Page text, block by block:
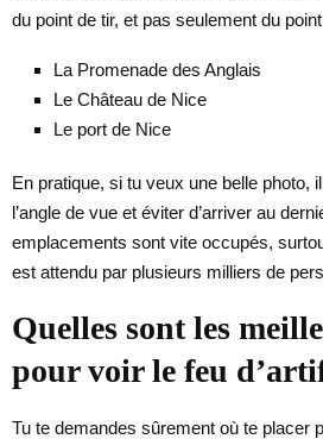
du point de tir, et pas seulement du
La Promenade des Anglais
Le Château de Nice
Le port de Nice
En pratique, si tu veux une belle photo,
l’angle de vue et éviter d’arriver au
emplacements sont vite occupés,
est attendu par plusieurs milliers de
Quelles sont les
pour voir le feu
Tu te demandes sûrement où te placer